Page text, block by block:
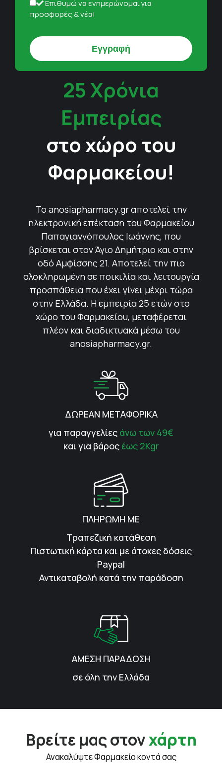
Επιθυμώ να ενημερώνομαι για
προσφορές & νέα!
25 Χρόνια
Εμπειρίας
στο χώρο του
Φαρμακείου!
Το anosiapharmacy.gr αποτελεί την
ηλεκτρονική επέκταση του Φαρμακείου
Παπαγιαννόπουλος Ιωάννης, που
βρίσκεται στον Άγιο Δημήτριο και στην
οδό Αμφίσσης 21. Αποτελεί την πιο
ολοκληρωμένη σε ποικιλία και λειτουργία
προσπάθεια που έχει γίνει μέχρι τώρα
στην Ελλάδα. Η εμπειρία 25 ετών στο
χώρο του Φαρμακείου, μεταφέρεται
πλέον και διαδικτυακά μέσω του
anosiapharmacy.gr.
ΔΩΡΕΑΝ ΜΕΤΑΦΟΡΙΚΑ
για παραγγελίες άνω των 49€
και για βάρος έως 2Kgr
ΠΛΗΡΩΜΗ ΜΕ
Τραπεζική κατάθεση
Πιστωτική κάρτα και με άτοκες δόσεις
Paypal
Αντικαταβολή κατά την παράδοση
ΑΜΕΣΗ ΠΑΡΑΔΟΣΗ
σε όλη την Ελλάδα
Βρείτε μας στονχάρτη
Ανακαλύψτε Φαρμακείο κοντά σας